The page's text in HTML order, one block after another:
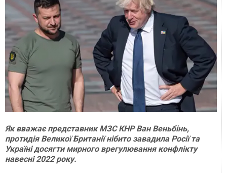
Як вважає представник МЗС КНР Ван Веньбінь,
протидія Великої Британії нібито завадила Росії та
Україні досягти мирного врегулювання конфлікту
навесні 2022 року.